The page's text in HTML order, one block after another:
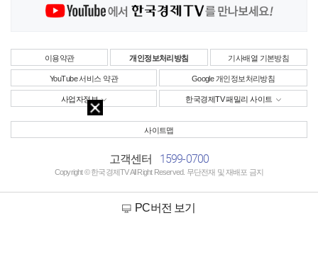
이용약관 개인정보처리방침 기사배열 기본방침
YouTube 서비스 약관 Google 개인정보처리방침
사업자정보 한국경제TV 패밀리 사이트
사이트맵
고객센터 1599-0700
Copyright © 한국경제TV All Right Reserved. 무단전재 및 재배포 금지
PC버전 보기